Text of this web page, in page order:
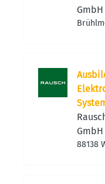
GmbH
2026
GmbH
88138